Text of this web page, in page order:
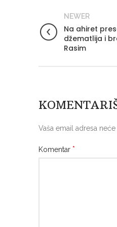
NEWER
Na ahiret
džematlija i
Rasim
Vaša email adresa neće
Komentar *